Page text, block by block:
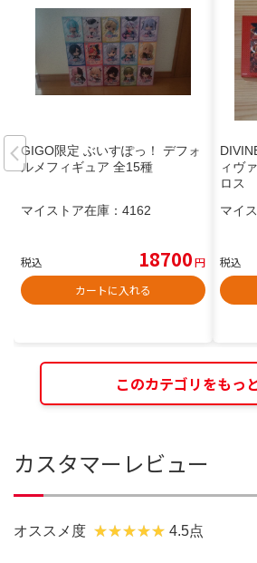
GIGO限定 ぶいすぽっ！ デフォ
ルメフィギュア 全15種
マイストア在庫： 4162
税込 18700円
カートに入れる
ィヴ
ロス
マイ
税込
このカテゴリをもっ
カスタマーレビュー
オススメ度 4.5点